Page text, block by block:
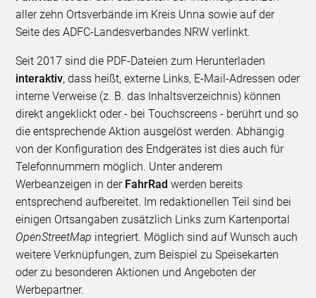
aller zehn Ortsverbände im Kreis Unna sowie auf der
Seite des ADFC-Landesverbandes NRW verlinkt.
Seit 2017 sind die PDF-Dateien zum Herunterladen
interaktiv, dass heißt, externe Links, E-Mail-Adressen oder
interne Verweise (z. B. das Inhaltsverzeichnis) können
direkt angeklickt oder - bei Touchscreens - berührt und so
die entsprechende Aktion ausgelöst werden. Abhängig
von der Konfiguration des Endgerätes ist dies auch für
Telefonnummern möglich. Unter anderem
Werbeanzeigen in der FahrRad werden bereits
entsprechend aufbereitet. Im redaktionellen Teil sind bei
einigen Ortsangaben zusätzlich Links zum Karten­portal
OpenStreetMap integriert. Möglich sind auf Wunsch auch
weitere Verknüpfungen, zum Beispiel zu Speisekarten
oder zu beson­deren Aktionen und Angeboten der
Werbepartner.